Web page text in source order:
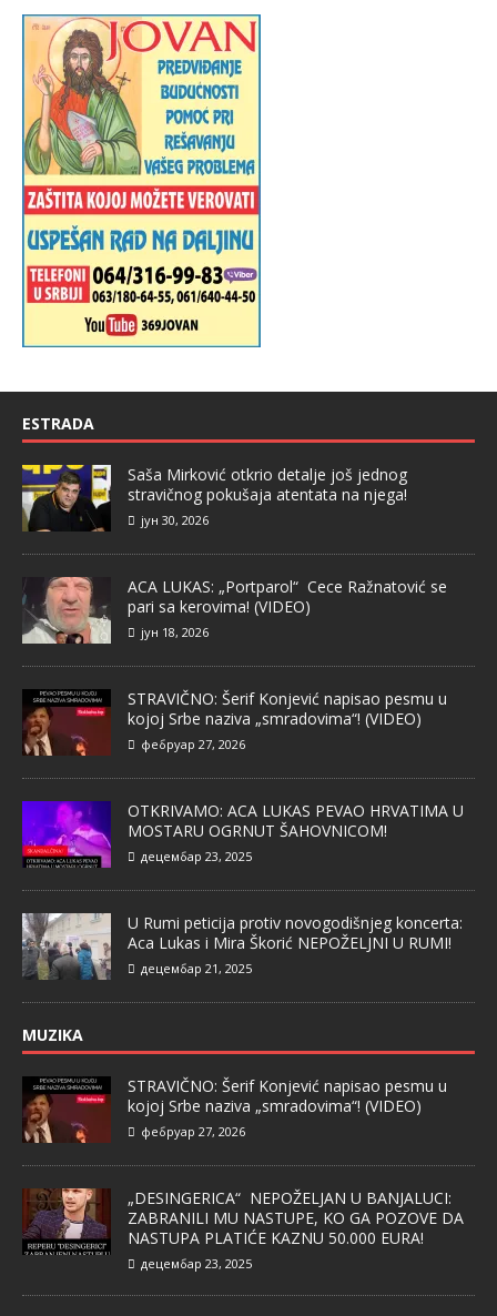
ESTRADA
Saša Mirković otkrio detalje još jednog
stravičnog pokušaja atentata na njega!
јун 30, 2026
ACA LUKAS: „Portparol“ Cece Ražnatović se
pari sa kerovima! (VIDEO)
јун 18, 2026
STRAVIČNO: Šerif Konjević napisao pesmu u
kojoj Srbe naziva „smradovima“! (VIDEO)
фебруар 27, 2026
OTKRIVAMO: ACA LUKAS PEVAO HRVATIMA U
MOSTARU OGRNUT ŠAHOVNICOM!
децембар 23, 2025
U Rumi peticija protiv novogodišnjeg koncerta:
Aca Lukas i Mira Škorić NEPOŽELJNI U RUMI!
децембар 21, 2025
MUZIKA
STRAVIČNO: Šerif Konjević napisao pesmu u
kojoj Srbe naziva „smradovima“! (VIDEO)
фебруар 27, 2026
„DESINGERICA“ NEPOŽELJAN U BANJALUCI:
ZABRANILI MU NASTUPE, KO GA POZOVE DA
NASTUPA PLATIĆE KAZNU 50.000 EURA!
децембар 23, 2025